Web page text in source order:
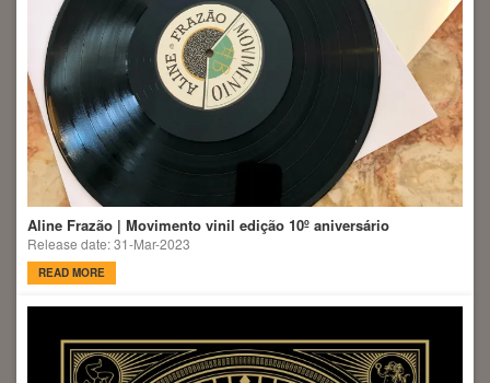
Aline Frazão | Movimento vinil edição 10º aniversário
Release date: 31-Mar-2023
READ MORE